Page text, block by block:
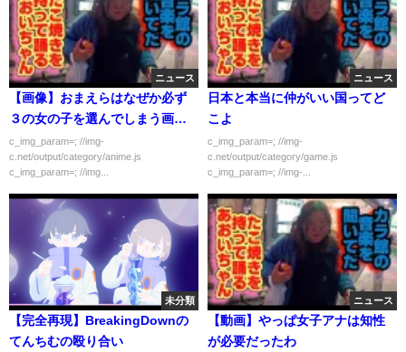
ニュース
【画像】おまえらはなぜか必ず
３の女の子を選んでしまう画像
がこちら
c_img_param=; //img-
c.net/output/category/anime.js
c_img_param=; //img...
ニュース
日本と本当に仲がいい国ってど
こよ
c_img_param=; //img-
c.net/output/category/game.js
c_img_param=; //img-...
未分類
【完全再現】BreakingDownの
てんちむの殴り合い
ニュース
【動画】やっぱ女子アナは知性
が必要だったわ